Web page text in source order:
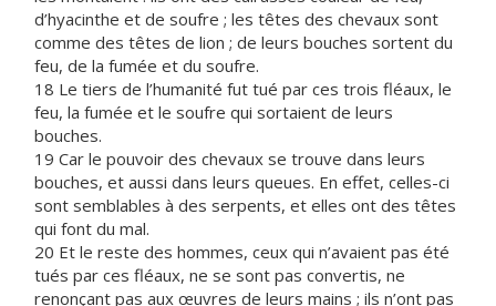
d’hyacinthe et de soufre ; les têtes des chevaux sont
comme des têtes de lion ; de leurs bouches sortent du
feu, de la fumée et du soufre.
18 Le tiers de l’humanité fut tué par ces trois fléaux, le
feu, la fumée et le soufre qui sortaient de leurs
bouches.
19 Car le pouvoir des chevaux se trouve dans leurs
bouches, et aussi dans leurs queues. En effet, celles-ci
sont semblables à des serpents, et elles ont des têtes
qui font du mal.
20 Et le reste des hommes, ceux qui n’avaient pas été
tués par ces fléaux, ne se sont pas convertis, ne
renonçant pas aux œuvres de leurs mains ; ils n’ont pas